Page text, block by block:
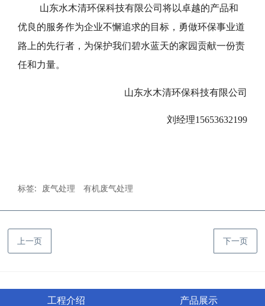
山东水木清环保科技有限公司将以卓越的产品和
优良的服务作为企业不懈追求的目标，勇做环保事业道
路上的先行者，为保护我们碧水蓝天的家园贡献一份责
任和力量。
山东水木清环保科技有限公司
刘经理15653632199
标签: 废气处理 有机废气处理
上一页 下一页
工程介绍 产品展示